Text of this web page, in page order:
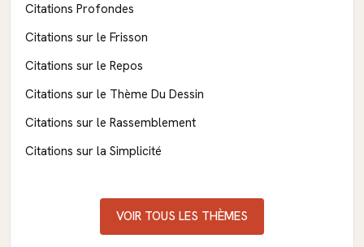
Citations Profondes
Citations sur le Frisson
Citations sur le Repos
Citations sur le Thème Du Dessin
Citations sur le Rassemblement
Citations sur la Simplicité
VOIR TOUS LES THÈMES